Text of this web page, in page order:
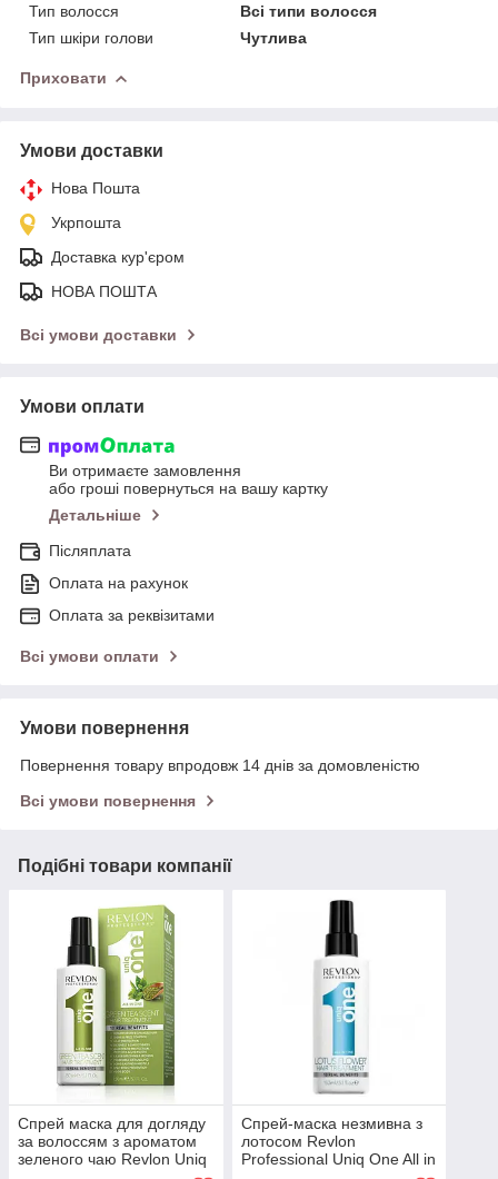
Тип волосся
Всі типи волосся
Тип шкіри голови
Чутлива
Приховати
Умови доставки
Нова Пошта
Укрпошта
Доставка кур'єром
НОВА ПОШТА
Всі умови доставки
Умови оплати
Ви отримаєте замовлення
або гроші повернуться на вашу картку
Детальніше
Післяплата
Оплата на рахунок
Оплата за реквізитами
Всі умови оплати
Умови повернення
Повернення товару впродовж 14 днів за домовленістю
Всі умови повернення
Подібні товари компанії
Спрей маска для догляду
за волоссям з ароматом
зеленого чаю Revlon Uniq
Спрей-маска незмивна з
лотосом Revlon
Professional Uniq One All in